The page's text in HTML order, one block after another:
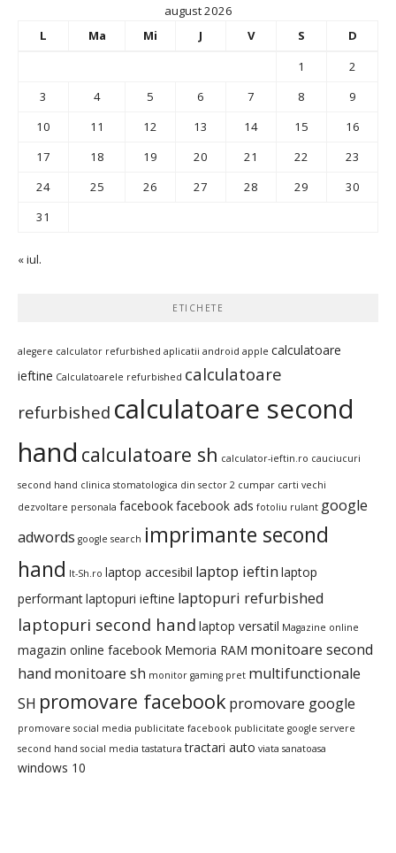
august 2026
L
Ma Mi J V S
D
1
2
3
4 5 6 7 8
9
10
11 12 13 14 15
16
17
18 19 20 21 22
23
24
25 26 27 28 29
30
31
« iul.
ETICHETE
alegere calculator refurbished aplicatii android apple calculatoare
ieftine Calculatoarele refurbished calculatoare
refurbished calculatoare second
hand calculatoare sh calculator-ieftin.ro cauciucuri
second hand clinica stomatologica din sector 2 cumpar carti vechi
dezvoltare personala facebookfacebook ads fotoliu rulant google
adwords google search imprimante second
hand It-Sh.ro laptop accesibil laptop ieftin laptop
performantlaptopuri ieftine laptopuri refurbished
laptopuri second hand laptop versatil Magazine online
magazin online facebook Memoria RAM monitoare second
hand monitoare sh monitor gaming pret multifunctionale
SH promovare facebookpromovare google
promovare social media publicitate facebook publicitate google servere
second hand social media tastatura tractari auto viata sanatoasa
windows 10